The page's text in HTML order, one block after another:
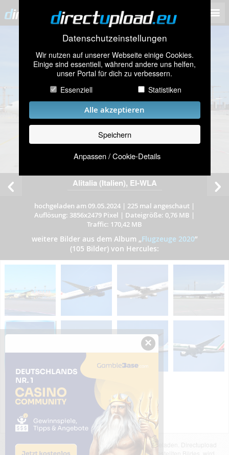
Datenschutzeinstellungen
Wir nutzen auf unserer Webseite einige Cookies.
Einige sind essentiell, während andere uns helfen,
unser Portal für dich zu verbessern.
Essenziell
Statistiken
Alle akzeptieren
Speichern
Anpassen / Cookie-Details
Alitalia (Italien), EI-WLA
hochgeladen am 09.05.2024 | 225 mal angeschaut |
Auflösung: 3856x2479 Pixel | Dateigröße: 0,76 MB |
Traffic: 170,42 MB
weitere Bilder aus dem Album „Flugzeuge 2020”
(105 Bilder) von Hercules:
Das dargestellte Bild wurde von einem Nutzer hochgeladen. Directupload
übernimmt keinerlei Haftung für den Inhalt des dargestellten Bildes, wird
×